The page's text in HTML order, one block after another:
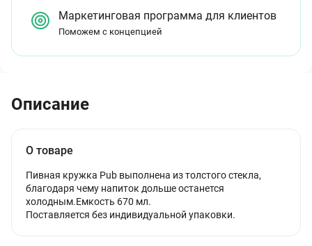
Маркетинговая программа для клиентов
Поможем с концепцией
Описание
О товаре
Пивная кружка Pub выполнена из толстого стекла,
благодаря чему напиток дольше останется
холодным.Емкость 670 мл.
Поставляется без индивидуальной упаковки.